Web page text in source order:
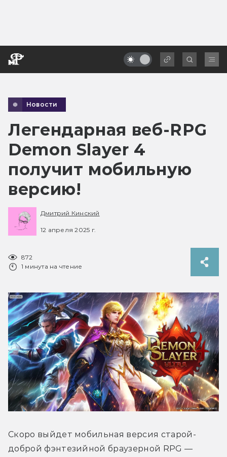
Новости
Легендарная веб-RPG
Demon Slayer 4
получит мобильную
версию!
Дмитрий Кинский
12 апреля 2025 г.
872
1 минута на чтение
Скоро выйдет мобильная версия старой-